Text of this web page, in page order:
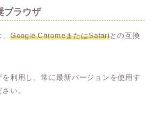
ブラウザ
Google ChromeまたはSafariとの互換
を利用し、常に最新バージョンを使用す
い。